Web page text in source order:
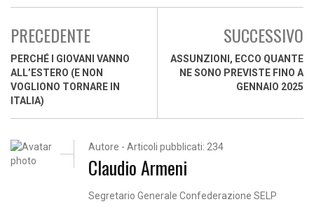
PRECEDENTE
PERCHÉ I GIOVANI VANNO
ALL’ESTERO (E NON
VOGLIONO TORNARE IN
ITALIA)
SUCCESSIVO
ASSUNZIONI, ECCO QUANTE
NE SONO PREVISTE FINO A
GENNAIO 2025
Autore - Articoli pubblicati: 234
Claudio Armeni
Segretario Generale Confederazione SELP